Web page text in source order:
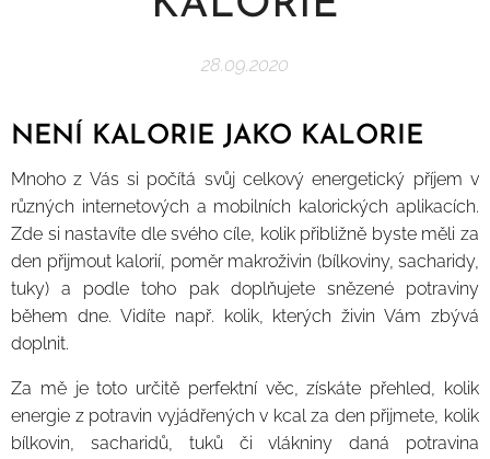
28.09.2020
NENÍ KALORIE JAKO KALORIE
Mnoho z Vás si počítá svůj celkový energetický příjem v
různých internetových a mobilních kalorických aplikacích.
Zde si nastavíte dle svého cíle, kolik přibližně byste měli za
den přijmout kalorií, poměr makroživin (bílkoviny, sacharidy,
tuky) a podle toho pak doplňujete snězené potraviny
během dne. Vidíte např. kolik, kterých živin Vám zbývá
doplnit.
Za mě je toto určitě perfektní věc, získáte přehled, kolik
energie z potravin vyjádřených v kcal za den přijmete, kolik
bílkovin, sacharidů, tuků či vlákniny daná potravina